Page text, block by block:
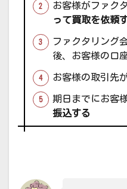
お客様がファク
って買取を依頼
ファクタリング
後、お客様の口
お客様の取引先
期日までにお客
振込する